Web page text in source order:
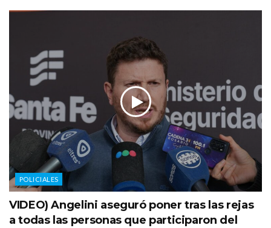
POLICIALES
VIDEO) Angelini aseguró poner tras las rejas
a todas las personas que participaron del